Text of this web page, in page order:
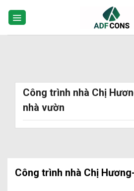
Công trình nhà Chị
nhà vườn
Công trình nhà Chị